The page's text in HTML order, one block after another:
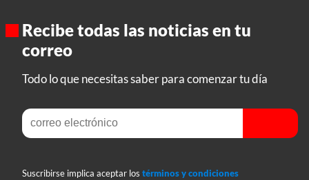
Recibe todas las noticias en tu
correo
Todo lo que necesitas saber para comenzar tu día
Suscribirse implica aceptar los términos y condiciones